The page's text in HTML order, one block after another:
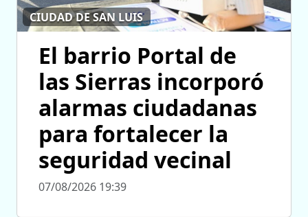
CIUDAD DE SAN LUIS
El barrio Portal de
las Sierras incorporó
alarmas ciudadanas
para fortalecer la
seguridad vecinal
07/08/2026 19:39